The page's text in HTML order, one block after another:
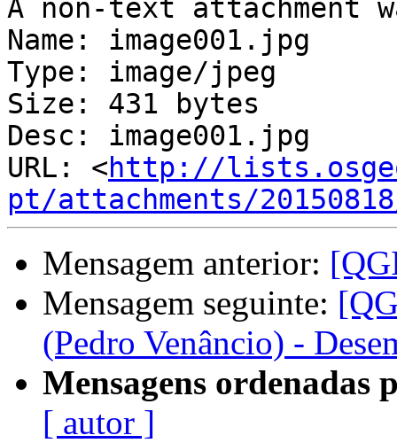
A non-text attachment
Name: image001.jpg
Type: image/jpeg
Size: 431 bytes
Desc: image001.jpg
URL: <http://
pt/attachments/
Mensagem anterior:
Mensagem seguinte:
(Pedro Venâncio) -
Mensagens ordenadas
[ autor ]